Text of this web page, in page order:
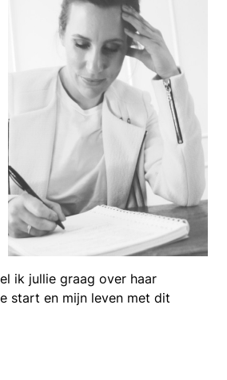
ik jullie graag over haar
start en mijn leven met dit